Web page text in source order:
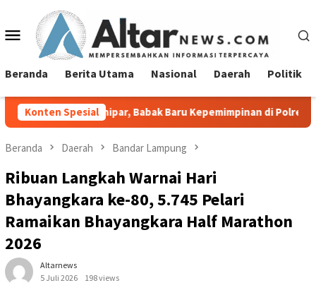
konten Menu
Mobile
Beranda Berita Utama Nasional Daerah Politik
Konten Spesial
Babak Baru Kepemimpinan di Polresta Bandar Lampung
Beranda Daerah Bandar Lampung
Ribuan Langkah Warnai Hari
Bhayangkara ke-80, 5.745 Pelari
Ramaikan Bhayangkara Half Marathon
2026
Altarnews
5 Juli 2026
198 views